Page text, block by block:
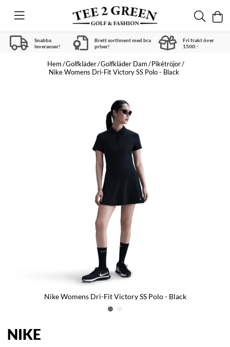
Snabba
leveranser!
Brett sortiment med bra
priser!
Fri frakt över
1500:-
Hem Golfkläder Golfkläder Dam
Pikétröjor
Nike Womens Dri-Fit Victory SS Polo - Black
Nike Womens Dri-Fit Victory SS Polo - Black
NIKE